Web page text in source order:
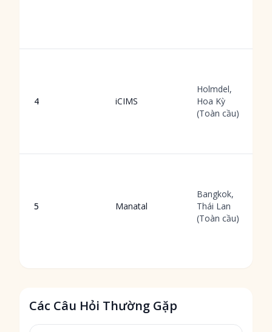
4 iCIMS
Holmdel,
Hoa Kỳ
(Toàn cầu)
5 Manatal
Bangkok,
Thái Lan
(Toàn cầu)
Các Câu Hỏi Thường Gặp